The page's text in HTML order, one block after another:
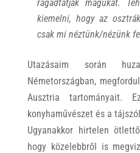
ragadtatják magukat.
kiemelni, hogy az
csak mi néztünk/nézünk
Utazásaim során
Németországban,
Ausztria
konyhaművészet és a
Ugyanakkor hirtelen
hogy közelebbről is